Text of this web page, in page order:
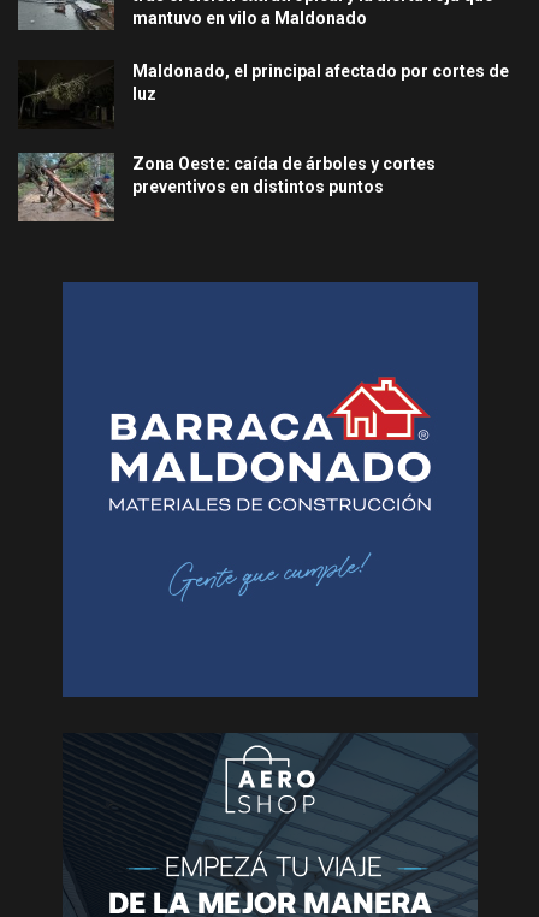
mantuvo en vilo a Maldonado
Maldonado, el principal afectado por cortes de
luz
Zona Oeste: caída de árboles y cortes
preventivos en distintos puntos